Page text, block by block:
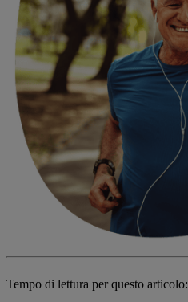
Tempo di lettura per questo articolo: